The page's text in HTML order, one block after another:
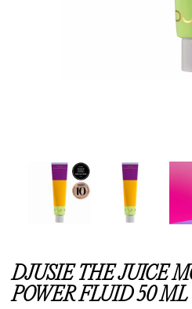
DJUSIE THE JUICE
POWER FLUID 50 ML